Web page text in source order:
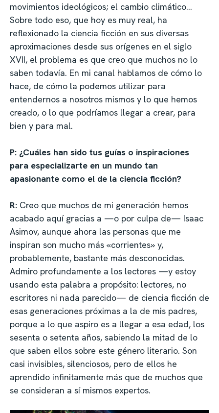
movimientos ideológicos; el cambio climático…
Sobre todo eso, que hoy es muy real, ha
reflexionado la ciencia ficción en sus diversas
aproximaciones desde sus orígenes en el siglo
XVII, el problema es que creo que muchos no lo
saben todavía. En mi canal hablamos de cómo lo
hace, de cómo la podemos utilizar para
entendernos a nosotros mismos y lo que hemos
creado, o lo que podríamos llegar a crear, para
bien y para mal.
P: ¿Cuáles han sido tus guías o inspiraciones
para especializarte en un mundo tan
apasionante como el de la ciencia ficción?
R: Creo que muchos de mi generación hemos
acabado aquí gracias a —o por culpa de— Isaac
Asimov, aunque ahora las personas que me
inspiran son mucho más «corrientes» y,
probablemente, bastante más desconocidas.
Admiro profundamente a los lectores —y estoy
usando esta palabra a propósito: lectores, no
escritores ni nada parecido— de ciencia ficción de
esas generaciones próximas a la de mis padres,
porque a lo que aspiro es a llegar a esa edad, los
sesenta o setenta años, sabiendo la mitad de lo
que saben ellos sobre este género literario. Son
casi invisibles, silenciosos, pero de ellos he
aprendido infinitamente más que de muchos que
se consideran a sí mismos expertos.